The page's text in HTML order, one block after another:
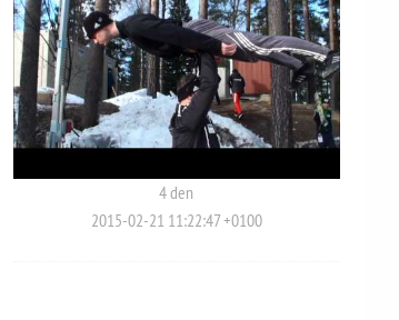
4 den
2015-02-21 11:22:47 +0100